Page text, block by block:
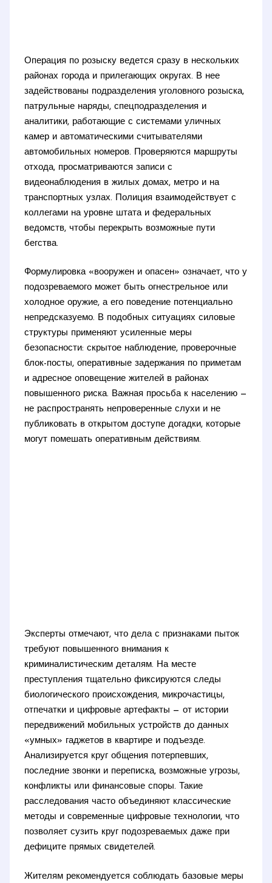
Операция по розыску ведется сразу в нескольких
районах города и прилегающих округах. В нее
задействованы подразделения уголовного розыска,
патрульные наряды, спецподразделения и
аналитики, работающие с системами уличных
камер и автоматическими считывателями
автомобильных номеров. Проверяются маршруты
отхода, просматриваются записи с
видеонаблюдения в жилых домах, метро и на
транспортных узлах. Полиция взаимодействует с
коллегами на уровне штата и федеральных
ведомств, чтобы перекрыть возможные пути
бегства.
Формулировка «вооружен и опасен» означает, что у
подозреваемого может быть огнестрельное или
холодное оружие, а его поведение потенциально
непредсказуемо. В подобных ситуациях силовые
структуры применяют усиленные меры
безопасности: скрытое наблюдение, проверочные
блок-посты, оперативные задержания по приметам
и адресное оповещение жителей в районах
повышенного риска. Важная просьба к населению —
не распространять непроверенные слухи и не
публиковать в открытом доступе догадки, которые
могут помешать оперативным действиям.
Эксперты отмечают, что дела с признаками пыток
требуют повышенного внимания к
криминалистическим деталям. На месте
преступления тщательно фиксируются следы
биологического происхождения, микрочастицы,
отпечатки и цифровые артефакты — от истории
передвижений мобильных устройств до данных
«умных» гаджетов в квартире и подъезде.
Анализируется круг общения потерпевших,
последние звонки и переписка, возможные угрозы,
конфликты или финансовые споры. Такие
расследования часто объединяют классические
методы и современные цифровые технологии, что
позволяет сузить круг подозреваемых даже при
дефиците прямых свидетелей.
Жителям рекомендуется соблюдать базовые меры